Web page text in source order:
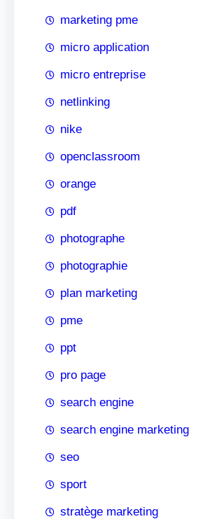
marketing pme
micro application
micro entreprise
netlinking
nike
openclassroom
orange
pdf
photographe
photographie
plan marketing
pme
ppt
pro page
search engine
search engine marketing
seo
sport
stratège marketing